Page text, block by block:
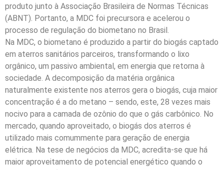
produto junto à Associação Brasileira de Normas Técnicas
(ABNT). Portanto, a MDC foi precursora e acelerou o
processo de regulação do biometano no Brasil.
Na MDC, o biometano é produzido a partir do biogás captado
em aterros sanitários parceiros, transformando o lixo
orgânico, um passivo ambiental, em energia que retorna à
sociedade. A decomposição da matéria orgânica
naturalmente existente nos aterros gera o biogás, cuja maior
concentração é a do metano – sendo, este, 28 vezes mais
nocivo para a camada de ozônio do que o gás carbônico. No
mercado, quando aproveitado, o biogás dos aterros é
utilizado mais comummente para geração de energia
elétrica. Na tese de negócios da MDC, acredita-se que há
maior aproveitamento de potencial energético quando o